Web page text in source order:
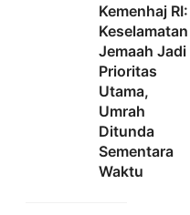
Kemenhaj RI:
Keselamatan
Jemaah Jadi
Prioritas
Utama,
Umrah
Ditunda
Sementara
Waktu